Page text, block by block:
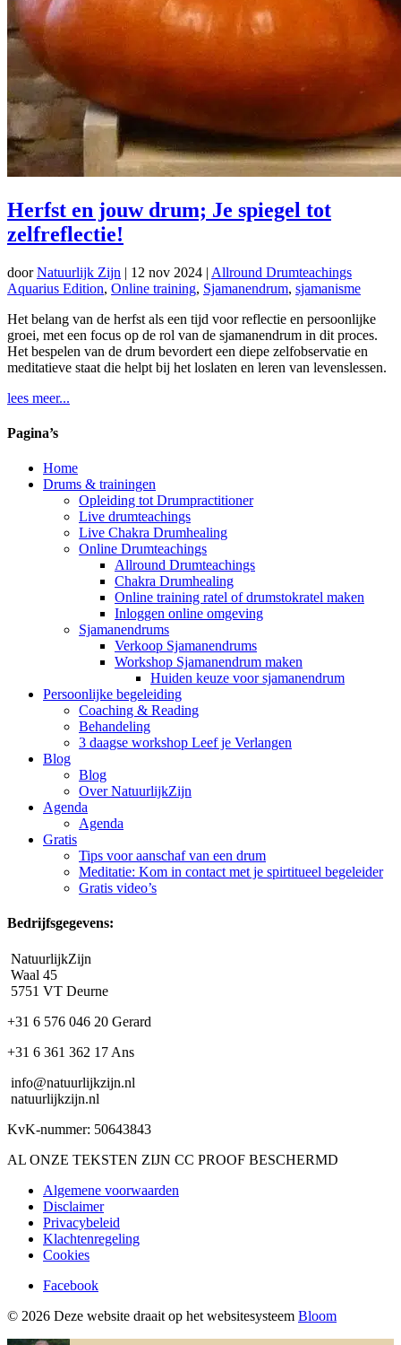
Herfst en jouw drum; Je spiegel tot
zelfreflectie!
doorNatuurlijk Zijn | 12 nov 2024 | Allround Drumteachings
Aquarius Edition, Online training, Sjamanendrum, sjamanisme
Het belang van de herfst als een tijd voor reflectie en persoonlijke
groei, met een focus op de rol van de sjamanendrum in dit proces.
Het bespelen van de drum bevordert een diepe zelfobservatie en
meditatieve staat die helpt bij het loslaten en leren van levenslessen.
lees meer...
Pagina’s
Home
Drums & trainingen
Opleiding tot Drumpractitioner
Live drumteachings
Live Chakra Drumhealing
Online Drumteachings
Allround Drumteachings
Chakra Drumhealing
Online training ratel of drumstokratel maken
Inloggen online omgeving
Sjamanendrums
Verkoop Sjamanendrums
Workshop Sjamanendrum maken
Huiden keuze voor sjamanendrum
Persoonlijke begeleiding
Coaching & Reading
Behandeling
3 daagse workshop Leef je Verlangen
Blog
Blog
Over NatuurlijkZijn
Agenda
Agenda
Gratis
Tips voor aanschaf van een drum
Meditatie: Kom in contact met je spirtitueel begeleider
Gratis video’s
Bedrijfsgegevens:
NatuurlijkZijn
Waal 45
5751 VT Deurne
+31 6 576 046 20 Gerard
+31 6 361 362 17 Ans
info@natuurlijkzijn.nl
natuurlijkzijn.nl
KvK-nummer: 50643843
AL ONZE TEKSTEN ZIJN CC PROOF BESCHERMD
Algemene voorwaarden
Disclaimer
Privacybeleid
Klachtenregeling
Cookies
Facebook
© 2026 Deze website draait op het websitesysteem Bloom